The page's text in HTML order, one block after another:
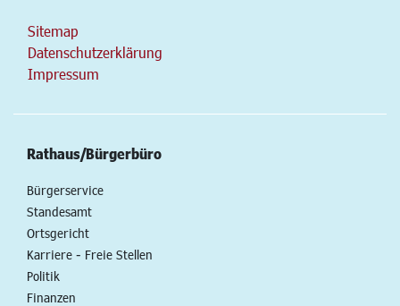
Sitemap
Datenschutzerklärung
Impressum
Rathaus/Bürgerbüro
Bürgerservice
Standesamt
Ortsgericht
Karriere - Freie Stellen
Politik
Finanzen